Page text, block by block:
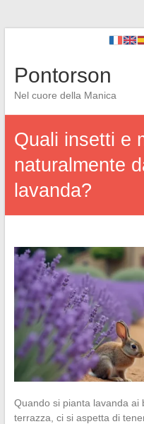
Pontorson
Nel cuore della Manica
Quali insetti e
naturalmente
lavanda?
Quando si pianta lavanda ai
terrazza, ci si aspetta di